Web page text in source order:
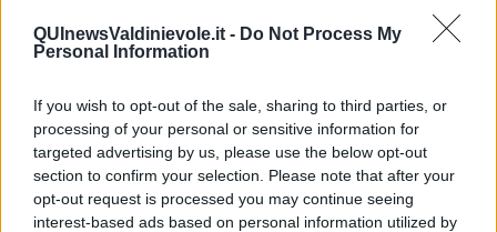
QUInewsValdinievole.it - Do Not Process My
Personal Information
If you wish to opt-out of the sale, sharing to third parties, or
processing of your personal or sensitive information for
targeted advertising by us, please use the below opt-out
section to confirm your selection. Please note that after your
opt-out request is processed you may continue seeing
interest-based ads based on personal information utilized by
Intanto emulsionate il succo di limone, l’olio e la menta tritata.
Una volta terminata la cottura del pollo, aggiungete lo yogurt e
crema densa.
Rovesciate una cocotte di riso in ogni piatto facendo attenzione,
aggiungete il pollo, le verdure e condite con l’emulsione di limone e
menta.
Rubina Rovini